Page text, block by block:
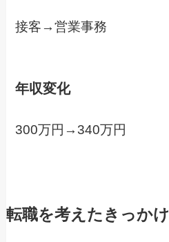
接客→営業事務
年収変化
300万円→340万円
転職を考えたきっかけ